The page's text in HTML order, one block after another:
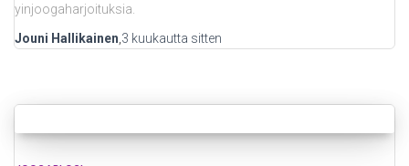
yinjoogaharjoituksia.
Jouni Hallikainen 3 kuukautta sitten